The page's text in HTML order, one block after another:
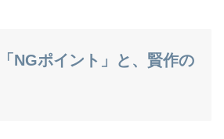
NGポイント」と、賢作の